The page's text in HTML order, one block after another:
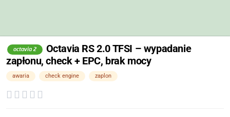
octavia 2
Octavia RS 2.0 TFSI – wypadanie
zapłonu, check + EPC, brak mocy
awaria check engine zaplon